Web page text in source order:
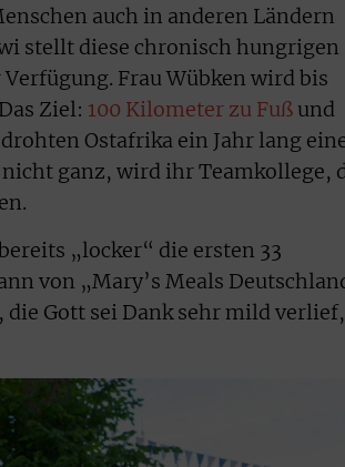
auch in anderen Ländern
stellt diese chronisch hungrigen
Frau Wübken wird bis
Ziel: 100 Kilometer zu Fuß und
Ostafrika ein Jahr lang
ganz, wird ihr Teamkollege,
„locker“ die ersten 33
von „Mary’s Meals
Gott sei Dank sehr mild verlief,